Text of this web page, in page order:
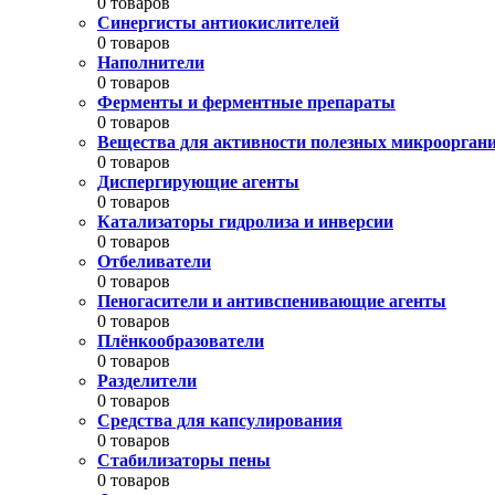
Синергисты антиокислителей
0 товаров
Наполнители
0 товаров
Ферменты и ферментные препараты
0 товаров
Вещества для активности полезных
0 товаров
Диспергирующие агенты
0 товаров
Катализаторы гидролиза и инверсии
0 товаров
Отбеливатели
0 товаров
Пеногасители и антивспенивающие агенты
0 товаров
Плёнкообразователи
0 товаров
Разделители
0 товаров
Средства для капсулирования
0 товаров
Стабилизаторы пены
0 товаров